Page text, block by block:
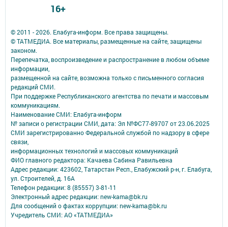
© 2011 - 2026. Елабуга-информ. Все права защищены.
© ТАТМЕДИА. Все материалы, размещенные на сайте, защищены
законом.
Перепечатка, воспроизведение и распространение в любом объеме
информации,
размещенной на сайте, возможна только с письменного согласия
редакций СМИ.
При поддержке Республиканского агентства по печати и массовым
коммуникациям.
Наименование СМИ: Елабуга-информ
№ записи о регистрации СМИ, дата: Эл №ФС77-89707 от 23.06.2025
СМИ зарегистрированно Федеральной службой по надзору в сфере
связи,
информационных технологий и массовых коммуникаций
ФИО главного редактора: Качаева Сабина Равильевна
Адрес редакции: 423602, Татарстан Респ., Елабужский р-н, г. Елабуга,
ул. Строителей, д. 16А
Телефон редакции: 8 (85557) 3-81-11
Электронный адрес редакции: new-kama@bk.ru
Для сообщений о фактах коррупции: new-kama@bk.ru
Учредитель СМИ: АО «ТАТМЕДИА»
16+